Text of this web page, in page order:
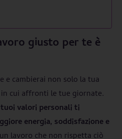
giusto per te è
e cambierai non solo la tua
cui affronti le tue giornate.
valori personali ti
energia, soddisfazione e